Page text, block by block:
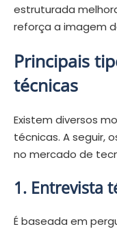
estruturada
reforça a imagem
Principais
técnicas
Existem diversos
técnicas. A seguir,
no mercado de
1. Entrevista
É baseada em